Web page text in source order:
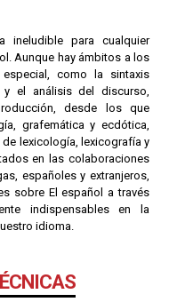
ineludible para cualquier
Aunque hay ámbitos a los
como la sintaxis
y el análisis del discurso,
desde los que
grafemática y ecdótica,
lexicología, lexicografía y
en las colaboraciones
españoles y extranjeros,
sobre El español a través
indispensables en la
idioma.